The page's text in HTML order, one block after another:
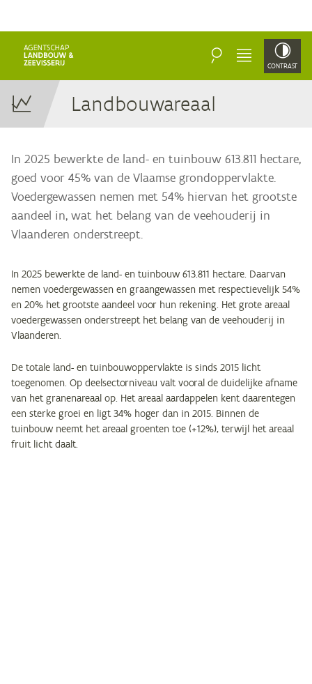
ZOEKEN MENU CONTRAST
Land­bouw­are­aal
In 2025 bewerkte de land- en tuinbouw 613.811 hectare,
goed voor 45% van de Vlaamse grondoppervlakte.
Voedergewassen nemen met 54% hiervan het grootste
aandeel in, wat het belang van de veehouderij in
Vlaanderen onderstreept.
In 2025 bewerkte de land- en tuinbouw 613.811 hectare. Daarvan
nemen voedergewassen en graangewassen met respectievelijk 54%
en 20% het grootste aandeel voor hun rekening. Het grote areaal
voedergewassen onderstreept het belang van de veehouderij in
Vlaanderen.
De totale land- en tuinbouwoppervlakte is sinds 2015 licht
toegenomen. Op deelsectorniveau valt vooral de duidelijke afname
van het granenareaal op. Het areaal aardappelen kent daarentegen
een sterke groei en ligt 34% hoger dan in 2015. Binnen de
tuinbouw neemt het areaal groenten toe (+12%), terwijl het areaal
fruit licht daalt.